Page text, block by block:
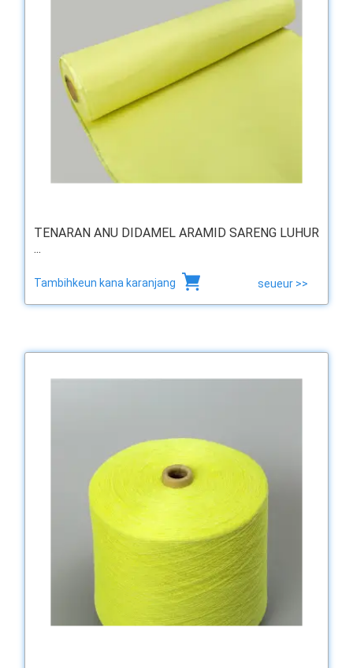
TENARAN ANU DIDAMEL ARAMID SARENG LUHUR
...
Tambihkeun kana karanjang seueur >>